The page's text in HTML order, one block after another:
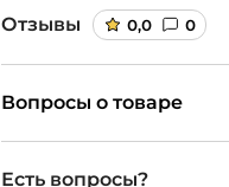
Отзывы 0,0 0
Вопросы о товаре
Есть вопросы?